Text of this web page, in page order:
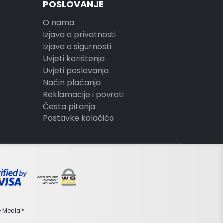
POSLOVANJE
O nama
Izjava o privatnosti
Izjava o sigurnosti
Uvjeti korištenja
Uvjeti poslovanja
Način plaćanja
Reklamacije i povrati
Česta pitanja
Postavke kolačića
Media™